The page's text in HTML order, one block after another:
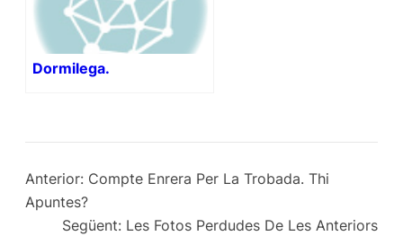
Dormilega.
Anterior: Compte Enrera Per La Trobada. Thi
Apuntes?
Següent: Les Fotos Perdudes De Les Anteriors